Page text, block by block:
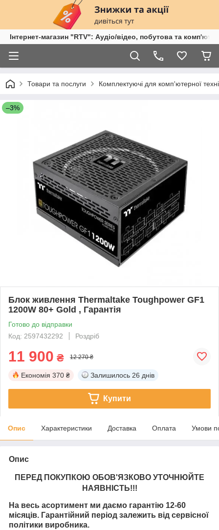
Інтернет-магазин "RTV": Аудіо/відео, побутова та
Товари та послуги Комплектуючі для комп'ютерної
–3%
Блок живлення Thermaltake Toughpower GF1
1200W 80+ Gold , Гарантія
Готово до відправки
Код: 2597432292
Роздріб
11 900 ₴ 12 270 ₴
Економія 370 ₴ Залишилось 26 днів
Купити
Опис Характеристики Доставка Оплата Умови
Опис
ПЕРЕД ПОКУПКОЮ ОБОВ'ЯЗКОВО УТОЧНЮЙТЕ
НАЯВНІСТЬ!!!
На весь асортимент ми даємо гарантію 12-60
місяців. Гарантійний період залежить від сервісної
політики виробника.